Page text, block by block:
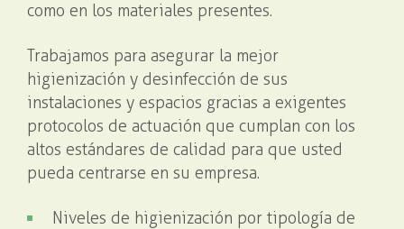
como en los materiales presentes.
Trabajamos para asegurar la mejor
higienización y desinfección de sus
instalaciones y espacios gracias a exigentes
protocolos de actuación que cumplan con los
altos estándares de calidad para que usted
pueda centrarse en su empresa.
Niveles de higienización por tipología de